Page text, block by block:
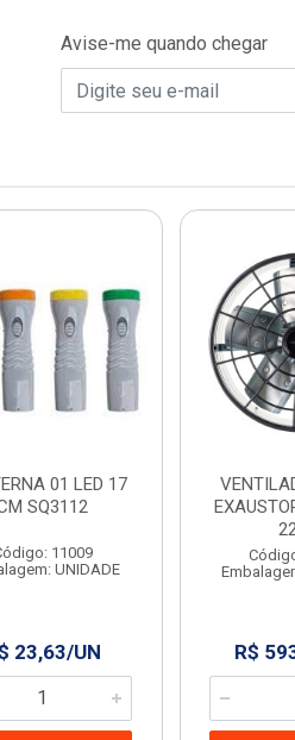
Avise-me quando chegar
01 LED 17
SQ3112
11009
UNIDADE
23,63/UN R$